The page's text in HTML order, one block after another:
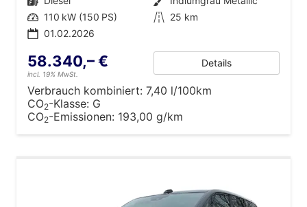
Leistung 110 kW (150 PS) Kilometerstand 25 km
01.02.2026
58.340,– €
incl. 19% MwSt.
Details
Verbrauch kombiniert: 7,40 l/100km
CO2-Klasse: G
CO2-Emissionen: 193,00 g/km